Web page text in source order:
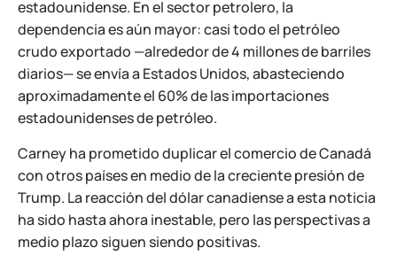
estadounidense. En el sector petrolero, la
dependencia es aún mayor: casi todo el petróleo
crudo exportado —alrededor de 4 millones de barriles
diarios— se envía a Estados Unidos, abasteciendo
aproximadamente el 60% de las importaciones
estadounidenses de petróleo.
Carney ha prometido duplicar el comercio de Canadá
con otros países en medio de la creciente presión de
Trump. La reacción del dólar canadiense a esta noticia
ha sido hasta ahora inestable, pero las perspectivas a
medio plazo siguen siendo positivas.